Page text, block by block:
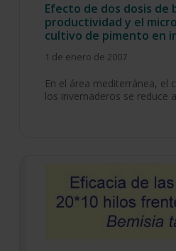
Efecto de dos dosis de
productividad y el
cultivo de pimento en
1 de enero de 2007
En el área mediterránea, el
los invernaderos se reduce